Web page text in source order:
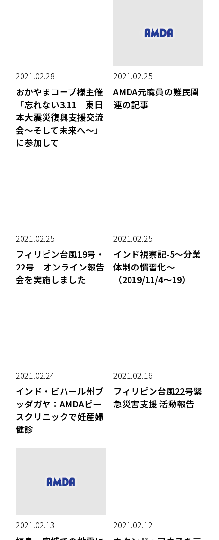
2021.02.28
おかやまコープ様主催
「忘れない3.11 東日
本大震災復興支援交流
会～そして未来へ～」
に参加して
2021.02.25
AMDA元職員の難民関
連の記事
2021.02.25
フィリピン台風19号・
22号 オンライン報告
会を実施しました
2021.02.25
インド視察記-5〜分業
体制の慣習化〜
（2019/11/4〜19）
2021.02.24
インド・ビハール州ブ
ッダガヤ：AMDAピー
スクリニックで妊産婦
健診
2021.02.16
フィリピン台風22号緊
急災害支援 活動報告
2021.02.13 2021.02.12